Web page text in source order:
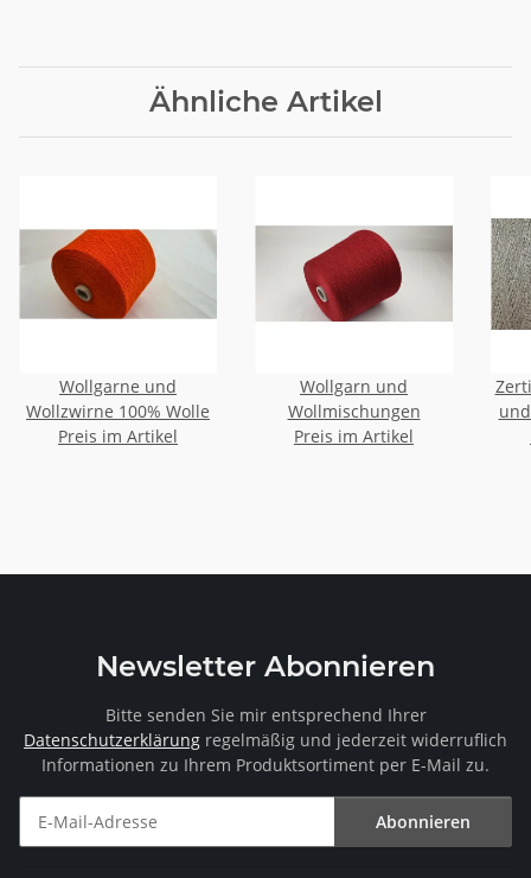
Ähnliche Artikel
Wollgarne und
Wollzwirne 100% Wolle
Preis im Artikel
Wollgarn und
Wollmischungen
Preis im Artikel
Newsletter Abonnieren
Bitte senden Sie mir entsprechend Ihrer
Datenschutzerklärung regelmäßig und jederzeit widerruflich
Informationen zu Ihrem Produktsortiment per E-Mail zu.
Abonnieren